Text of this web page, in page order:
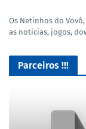
Os Netinhos do
as noticias, jogos,
Parceiros !!!
Baixe jogos e